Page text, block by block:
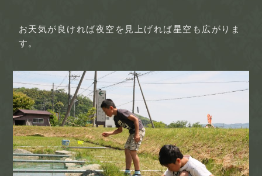
お天気が良ければ夜空を見上げれば星空も広がりま
す。